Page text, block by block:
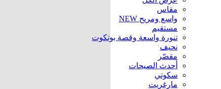
مقاس
واسع ومريح NEW
مستقيم
تنورة واسعة وقصة بوتكوت
نحيف
مقصّر
أحدث الصيحات
سكوتي
مارغريت